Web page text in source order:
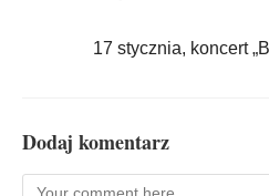
17 stycznia, koncert
Dodaj komentarz